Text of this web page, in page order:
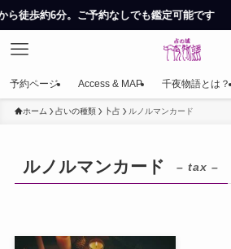
徒歩約6分。ご予約なしでも鑑定可能です
予約ページ Access & MAP 千夜物語とは？
ホーム 占いの種類 卜占 ルノルマンカード
ルノルマンカード – tax –